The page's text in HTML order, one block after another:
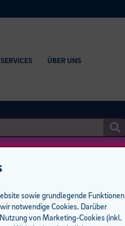
SERVICES ÜBER UNS
sowie grundlegende Funktionen
notwendige Cookies. Darüber
von Marketing-Cookies (inkl.